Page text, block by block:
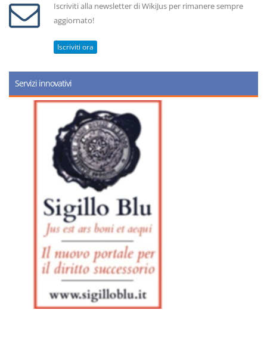
Iscriviti alla newsletter di WikiJus per rimanere sempre
aggiornato!
Iscriviti ora
Servizi innovativi